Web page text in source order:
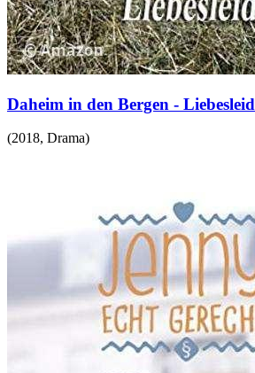
Daheim in den Bergen - Liebesleid
(2018, Drama)